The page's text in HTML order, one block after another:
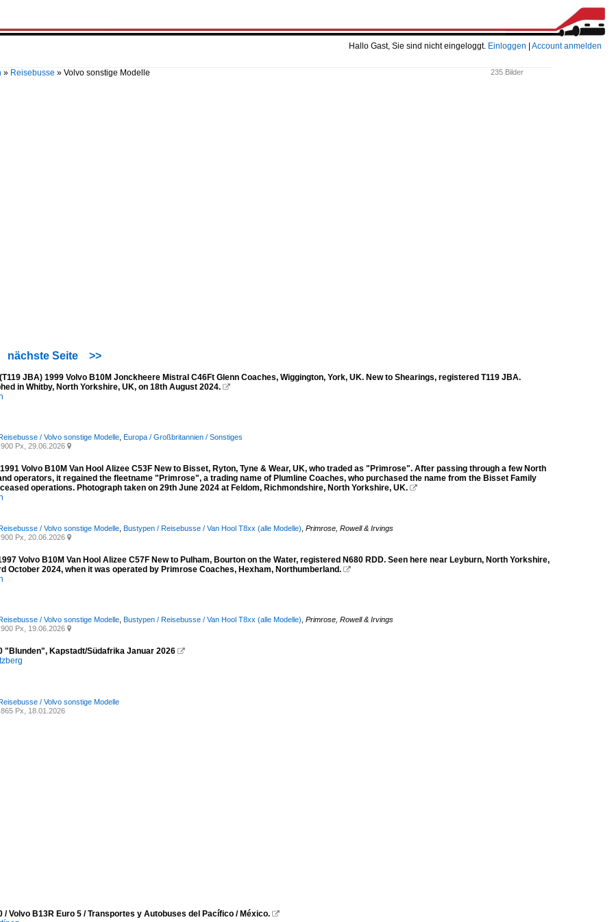
Hallo Gast, Sie sind nicht eingeloggt. Einloggen Account anmelden
235 Bilder
» Reisebusse » Volvo sonstige Modelle
nächste Seite >>
JBA) 1999 Volvo B10M Jonckheere Mistral C46Ft Glenn Coaches, Wiggington, York, UK. New to Shearings, registered T119 JBA.
in Whitby, North Yorkshire, UK, on 18th August 2024. 
/ Volvo sonstige Modelle Europa / Großbritannien / Sonstiges
Px, 29.06.2026 
1991 Volvo B10M Van Hool Alizee C53F New to Bisset, Ryton, Tyne & Wear, UK, who traded as "Primrose". After passing through a few North
operators, it regained the fleetname "Primrose", a trading name of Plumline Coaches, who purchased the name from the Bisset Family
operations. Photograph taken on 29th June 2024 at Feldom, Richmondshire, North Yorkshire, UK. 
/ Volvo sonstige Modelle Bustypen / Reisebusse / Van Hool T8xx (alle Modelle) Primrose, Rowell & Irvings
Px, 20.06.2026 
Volvo B10M Van Hool Alizee C57F New to Pulham, Bourton on the Water, registered N680 RDD. Seen here near Leyburn, North Yorkshire,
October 2024, when it was operated by Primrose Coaches, Hexham, Northumberland. 
/ Volvo sonstige Modelle Bustypen / Reisebusse / Van Hool T8xx (alle Modelle) Primrose, Rowell & Irvings
Px, 19.06.2026 
"Blunden", Kapstadt/Südafrika Januar 2026 
/ Volvo sonstige Modelle
Px, 18.01.2026
/ Volvo B13R Euro 5 / Transportes y Autobuses del Pacífico / México. 